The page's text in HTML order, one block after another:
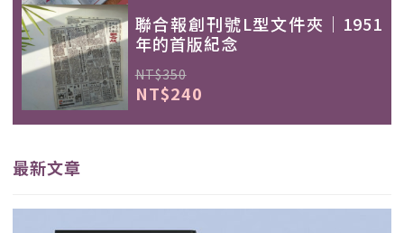
聯合報創刊號L型文件夾｜1951
年的首版紀念
NT$350
NT$240
最新文章